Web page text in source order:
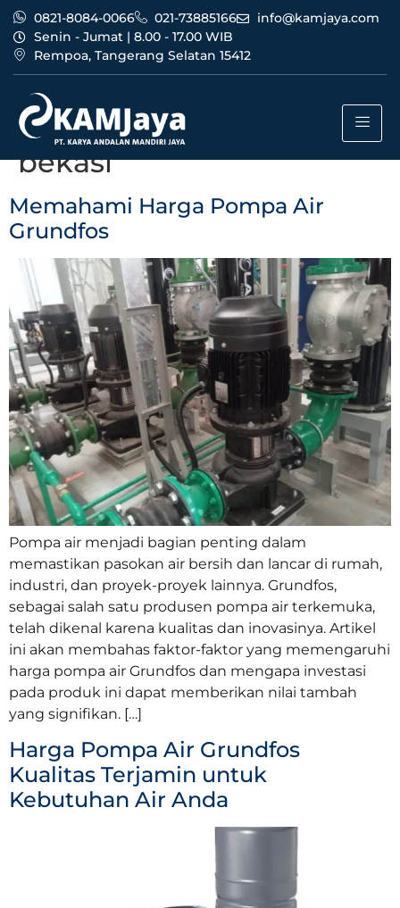
0821-8084-0066 021-73885166
info@kamjaya.com
Senin - Jumat | 8.00 - 17.00 WIB
Rempoa, Tangerang Selatan 15412
Tag:
grundfos termurah
bekasi
Memahami Harga Pompa Air
Grundfos
Pompa air menjadi bagian penting dalam
memastikan pasokan air bersih dan lancar di rumah,
industri, dan proyek-proyek lainnya. Grundfos,
sebagai salah satu produsen pompa air terkemuka,
telah dikenal karena kualitas dan inovasinya. Artikel
ini akan membahas faktor-faktor yang memengaruhi
harga pompa air Grundfos dan mengapa investasi
pada produk ini dapat memberikan nilai tambah
yang signifikan. […]
Harga Pompa Air Grundfos
Kualitas Terjamin untuk
Kebutuhan Air Anda